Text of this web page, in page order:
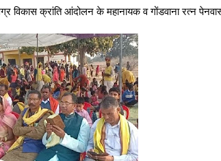
विकास क्रांति आंदोलन के महानायक व गोंडवाना रत्न